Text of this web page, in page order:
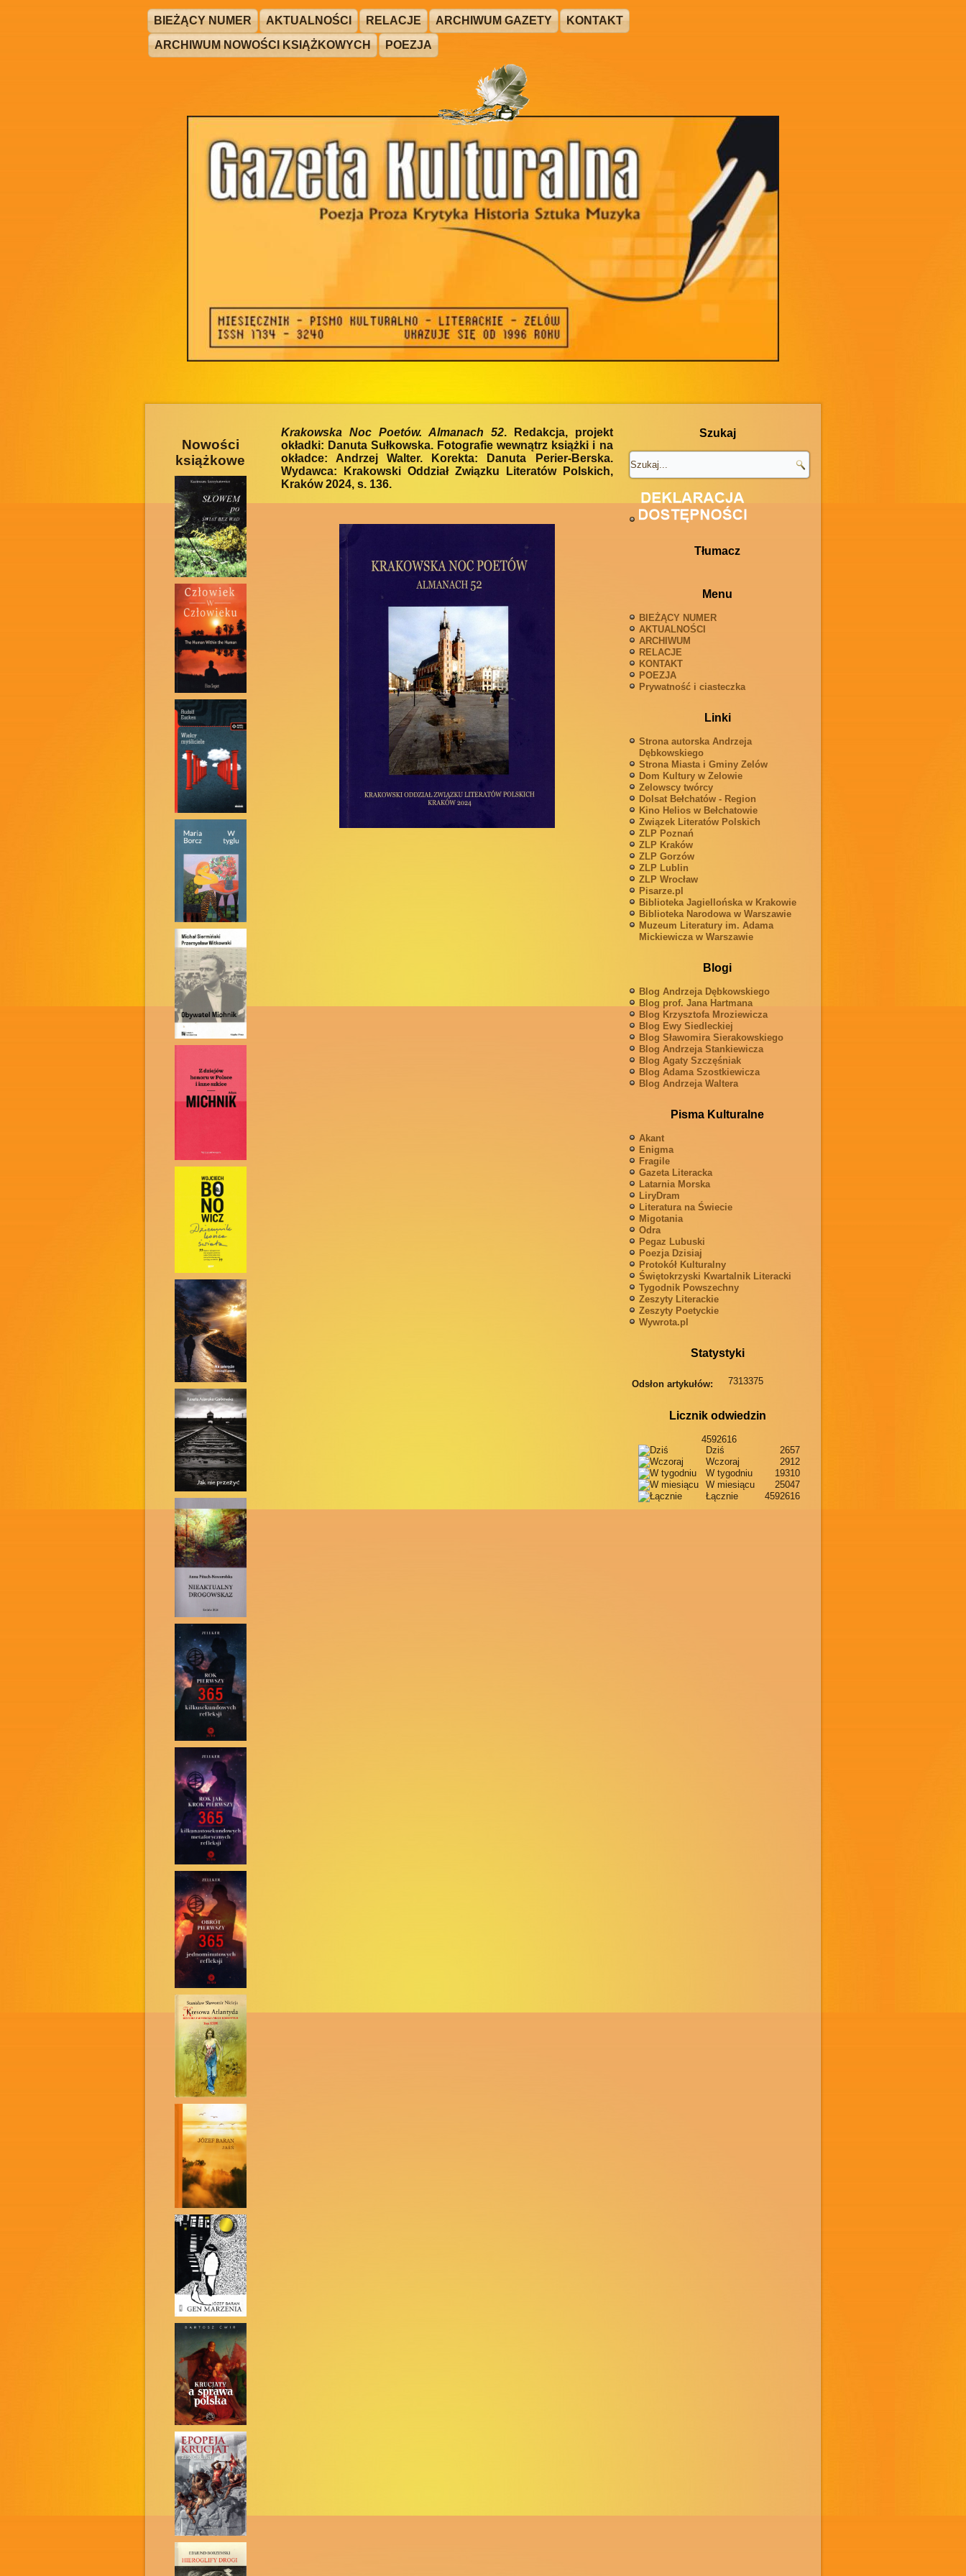
BIEŻĄCY NUMER AKTUALNOŚCI RELACJE ARCHIWUM GAZETY
KONTAKT
ARCHIWUM NOWOŚCI KSIĄŻKOWYCH
POEZJA
Nowości
książkowe
Krakowska Noc Poetów. Almanach 52. Redakcja, projekt
okładki: Danuta Sułkowska. Fotografie wewnątrz książki i na
okładce: Andrzej Walter. Korekta: Danuta Perier-Berska.
Wydawca: Krakowski Oddział Związku Literatów Polskich,
Kraków 2024, s. 136.
Szukaj
Tłumacz
Menu
BIEŻĄCY NUMER
AKTUALNOŚCI
ARCHIWUM
RELACJE
KONTAKT
POEZJA
Prywatność i ciasteczka
Linki
Strona autorska Andrzeja
Dębkowskiego
Strona Miasta i Gminy Zelów
Dom Kultury w Zelowie
Zelowscy twórcy
Dolsat Bełchatów - Region
Kino Helios w Bełchatowie
Związek Literatów Polskich
ZLP Poznań
ZLP Kraków
ZLP Gorzów
ZLP Lublin
ZLP Wrocław
Pisarze.pl
Biblioteka Jagiellońska w Krakowie
Biblioteka Narodowa w Warszawie
Muzeum Literatury im. Adama
Mickiewicza w Warszawie
Blogi
Blog Andrzeja Dębkowskiego
Blog prof. Jana Hartmana
Blog Krzysztofa Mroziewicza
Blog Ewy Siedleckiej
Blog Sławomira Sierakowskiego
Blog Andrzeja Stankiewicza
Blog Agaty Szczęśniak
Blog Adama Szostkiewicza
Blog Andrzeja Waltera
Pisma Kulturalne
Akant
Enigma
Fragile
Gazeta Literacka
Latarnia Morska
LiryDram
Literatura na Świecie
Migotania
Odra
Pegaz Lubuski
Poezja Dzisiaj
Protokół Kulturalny
Świętokrzyski Kwartalnik Literacki
Tygodnik Powszechny
Zeszyty Literackie
Zeszyty Poetyckie
Wywrota.pl
Statystyki
Odsłon artykułów: 7313375
Licznik odwiedzin
4592616
Dziś
2657
Wczoraj
2912
W tygodniu
19310
W miesiącu
25047
Łącznie
4592616